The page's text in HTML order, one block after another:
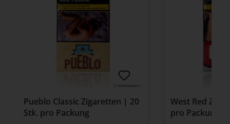
Pueblo Classic Zigaretten | 20
Stk. pro Packung
West Red
pro Packung